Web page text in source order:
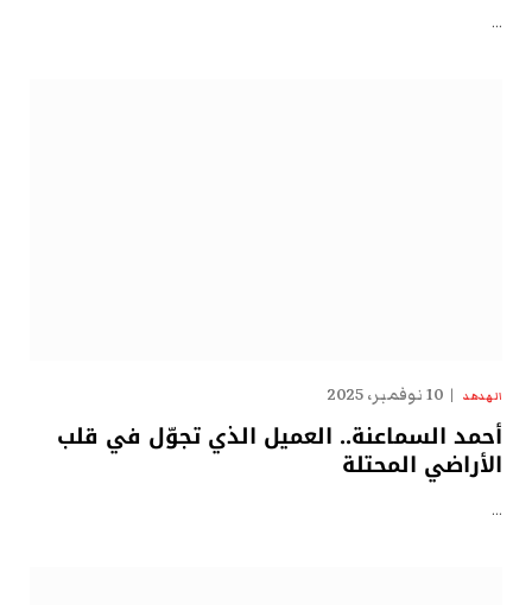
…
الهدهد 10 نوفمبر، 2025
أحمد السماعنة.. العميل الذي تجوّل في قلب
الأراضي المحتلة
…